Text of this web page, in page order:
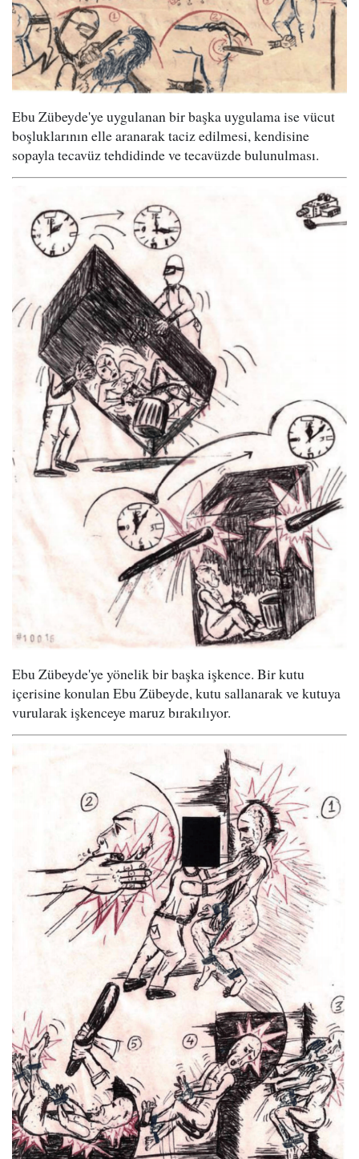
Ebu Zübeyde'ye uygulanan bir başka uygulama ise vücut
boşluklarının elle aranarak taciz edilmesi, kendisine
sopayla tecavüz tehdidinde ve tecavüzde bulunulması.
Ebu Zübeyde'ye yönelik bir başka işkence. Bir kutu
içerisine konulan Ebu Zübeyde, kutu sallanarak ve kutuya
vurularak işkenceye maruz bırakılıyor.